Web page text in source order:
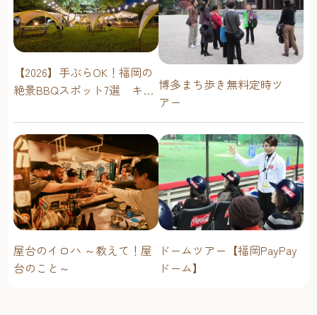
【2026】手ぶらOK！福岡の
絶景BBQスポット7選 キャ
に楽しむ
博多まち歩き無料定時ツ
アー
屋台のイロハ ～教えて！屋
台のこと～
ドームツアー【福岡PayPay
ドーム】